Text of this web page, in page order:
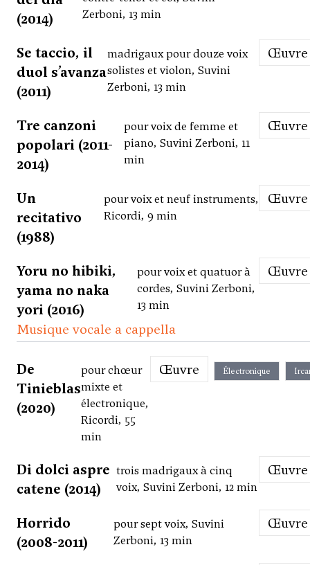
(2014)
Zerboni, 13 min
Se taccio, il
duol s’avanza
(2011)
madrigaux pour douze voix
solistes et violon, Suvini
Zerboni, 13 min
Œuvre
Tre canzoni
popolari (2011-
2014)
pour voix de femme et
piano, Suvini Zerboni, 11
min
Œuvre
Un
recitativo
(1988)
pour voix et neuf instruments,
Ricordi, 9 min
Œuvre
Yoru no hibiki,
yama no naka
yori (2016)
pour voix et quatuor à
cordes, Suvini Zerboni,
13 min
Œuvre
Musique vocale a cappella
De
Tinieblas
(2020)
pour chœur
mixte et
électronique,
Ricordi, 55
min
Œuvre Électronique
Di dolci aspre
catene (2014)
trois madrigaux à cinq
voix, Suvini Zerboni, 12 min
Œuvre
Horrido
(2008-2011)
pour sept voix, Suvini
Zerboni, 13 min
Œuvre